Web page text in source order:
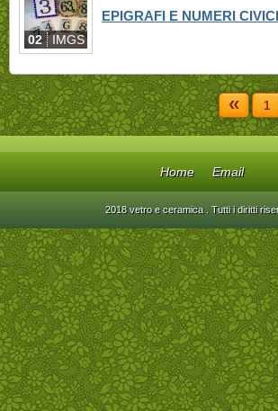
02 IMGS
EPIGRAFI E NUMERI CIVICI
« 1
Home Email
2018 vetro e ceramica . Tutti i diritti